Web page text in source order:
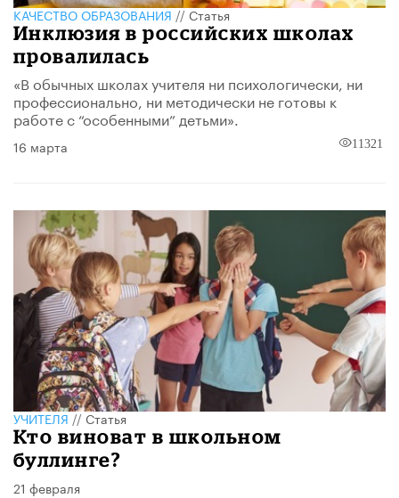
КАЧЕСТВО ОБРАЗОВАНИЯ//Статья
Инклюзия в российских школах
провалилась
«В обычных школах учителя ни психологически, ни
профессионально, ни методически не готовы к
работе с “особенными” детьми».
16 марта 11321
УЧИТЕЛЯ//Статья
Кто виноват в школьном
буллинге?
21 февраля